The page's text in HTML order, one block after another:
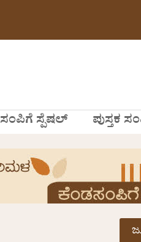
ಸಂಪಿಗೆ ಸ್ಪೆಷಲ್ ಪುಸ್ತಕ